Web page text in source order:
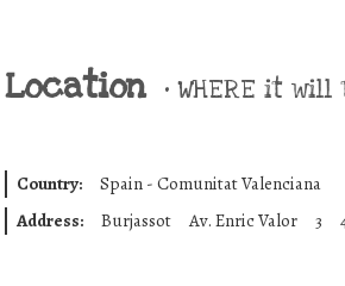
Location • WHERE it
Country:
Spain - Comunitat Valenciana
Address:
Burjassot Av. Enric Valor 3